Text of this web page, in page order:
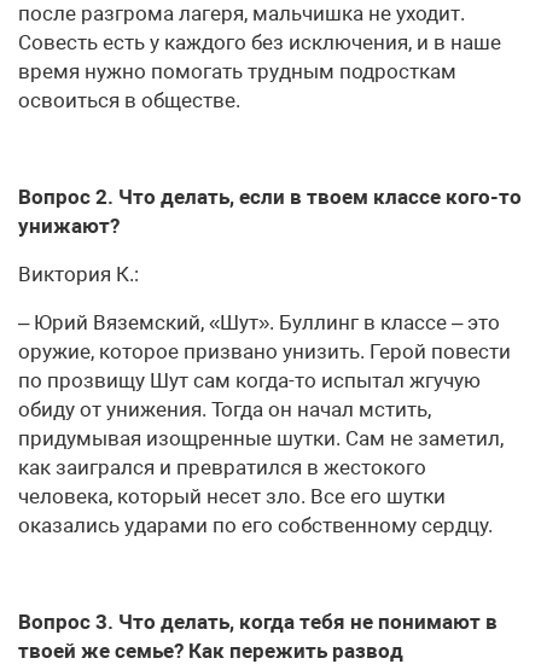
после разгрома лагеря, мальчишка не уходит.
Совесть есть у каждого без исключения, и в наше
время нужно помогать трудным подросткам
освоиться в обществе.
Вопрос 2. Что делать, если в твоем классе кого-то
унижают?
Виктория К.:
– Юрий Вяземский, «Шут». Буллинг в классе – это
оружие, которое призвано унизить. Герой повести
по прозвищу Шут сам когда-то испытал жгучую
обиду от унижения. Тогда он начал мстить,
придумывая изощренные шутки. Сам не заметил,
как за­игрался и превратился в жестокого
человека, который несет зло. Все его шутки
оказались ударами по его собственному сердцу.
Вопрос 3. Что делать, когда тебя не понимают в
твоей же семье? Как пережить развод